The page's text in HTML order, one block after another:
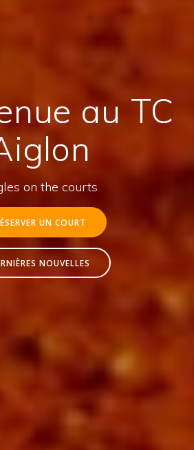
au TC
on the courts
UN COURT
NOUVELLES